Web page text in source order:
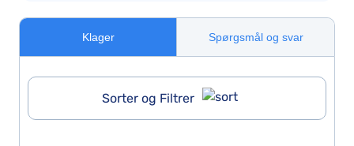
Klager Spørgsmål og svar
Sorter og Filtrer